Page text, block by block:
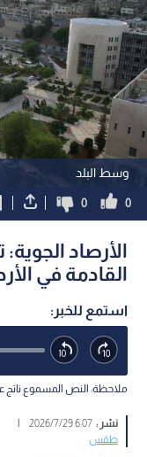
وسط البلد
0
0
الأرصاد
القادمة في
استمع للخبر:
ملاحظة: النص المسموع ناتج
نشر :6:07 2026/7/29
|
طقس